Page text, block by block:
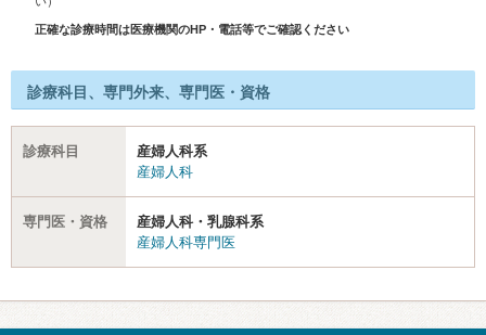
正確な診療時間は医療機関のHP・電話等でご確認ください
診療科目、専門外来、専門医・資格
診療科目
産婦人科系
産婦人科
専門医・資格
産婦人科・乳腺科系
産婦人科専門医